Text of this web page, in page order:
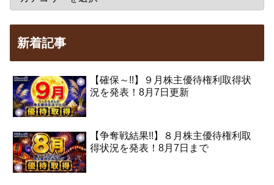
新着記事
【確保～!!】９月株主優待権利取得状
況を発表！8月7日更新
【争奪戦結果!!】８月株主優待権利取
得状況を発表！8月7日まで